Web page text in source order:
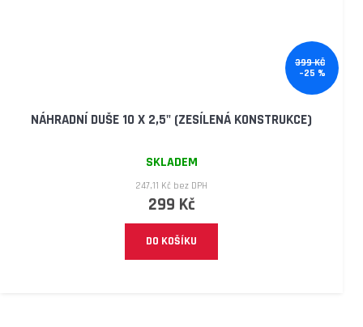
399 KČ
–25 %
NÁHRADNÍ DUŠE 10 X 2,5" (ZESÍLENÁ KONSTRUKCE)
SKLADEM
247,11 Kč bez DPH
299 Kč
DO KOŠÍKU